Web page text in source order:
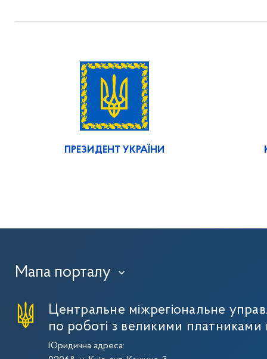
ПРЕЗИДЕНТ УКРАЇНИ
Мапа порталу ›
Центральне міжрегіональне
по роботі з великими платниками
Юридична адреса: